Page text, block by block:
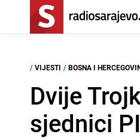
/ VIJESTI / BOSNA I
Dvije
sjednici